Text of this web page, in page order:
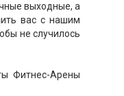
выходные, а
вас с нашим
не случилось
Фитнес-Арены